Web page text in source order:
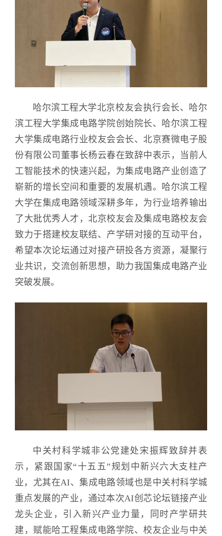
哈尔滨工程大学北京校友会执行会长、哈尔
滨工程大学集成电路学院创始院长、哈尔滨工程
大学集成电路行业校友会会长、北京赛微电子股
份有限公司董事长杨云春在致辞中表示，当前人
工智能技术的快速兴起，为集成电路产业创造了
崭新的增长空间和重要的发展机遇。哈尔滨工程
大学在集成电路领域深耕多年，为行业培养输出
了大批优秀人才，北京校友会及集成电路校友会
致力于搭建校友联结、产学研对接的互动平台，
希望本次论坛通过对接产研投各方资源，凝聚行
业共识，交流创新思想，助力我国集成电路产业
突破发展。
中关村科学城非公党建处宋振辉致辞并表
示，紧跟国家“十五五”规划中新兴六大支柱产
业，尤其在AI、集成电路领域也是中关村科学城
重点发展的产业，通过本次AI创芯论坛链接产业
龙头企业，引入新兴产业力量，同时产学研共
建，赋能哈工程集成电路学院、校友企业与中关